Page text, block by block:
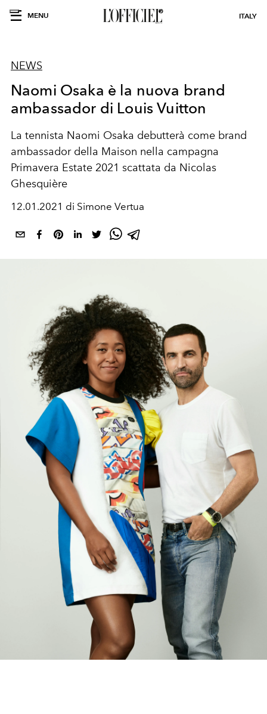
MENU ITALY
NEWS
Naomi Osaka è la nuova brand
ambassador di Louis Vuitton
La tennista Naomi Osaka debutterà come brand
ambassador della Maison nella campagna
Primavera Estate 2021 scattata da Nicolas
Ghesquière
12.01.2021 di Simone Vertua